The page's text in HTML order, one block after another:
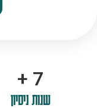
10
+
שנות ניסיון